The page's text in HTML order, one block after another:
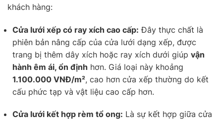
khách hàng:
Cửa lưới xếp có ray xích cao cấp: Đây thực chất là
phiên bản nâng cấp của cửa lưới dạng xếp, được
trang bị thêm dây xích hoặc ray xích dưới giúp vận
hành êm ái, ổn định hơn. Giá loại này khoảng
1.100.000 VNĐ/m², cao hơn cửa xếp thường do kết
cấu phức tạp và vật liệu cao cấp hơn.
Cửa lưới kết hợp rèm tổ ong: Là sự kết hợp giữa cửa